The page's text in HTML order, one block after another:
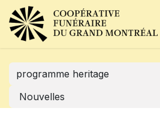
Nouvelles